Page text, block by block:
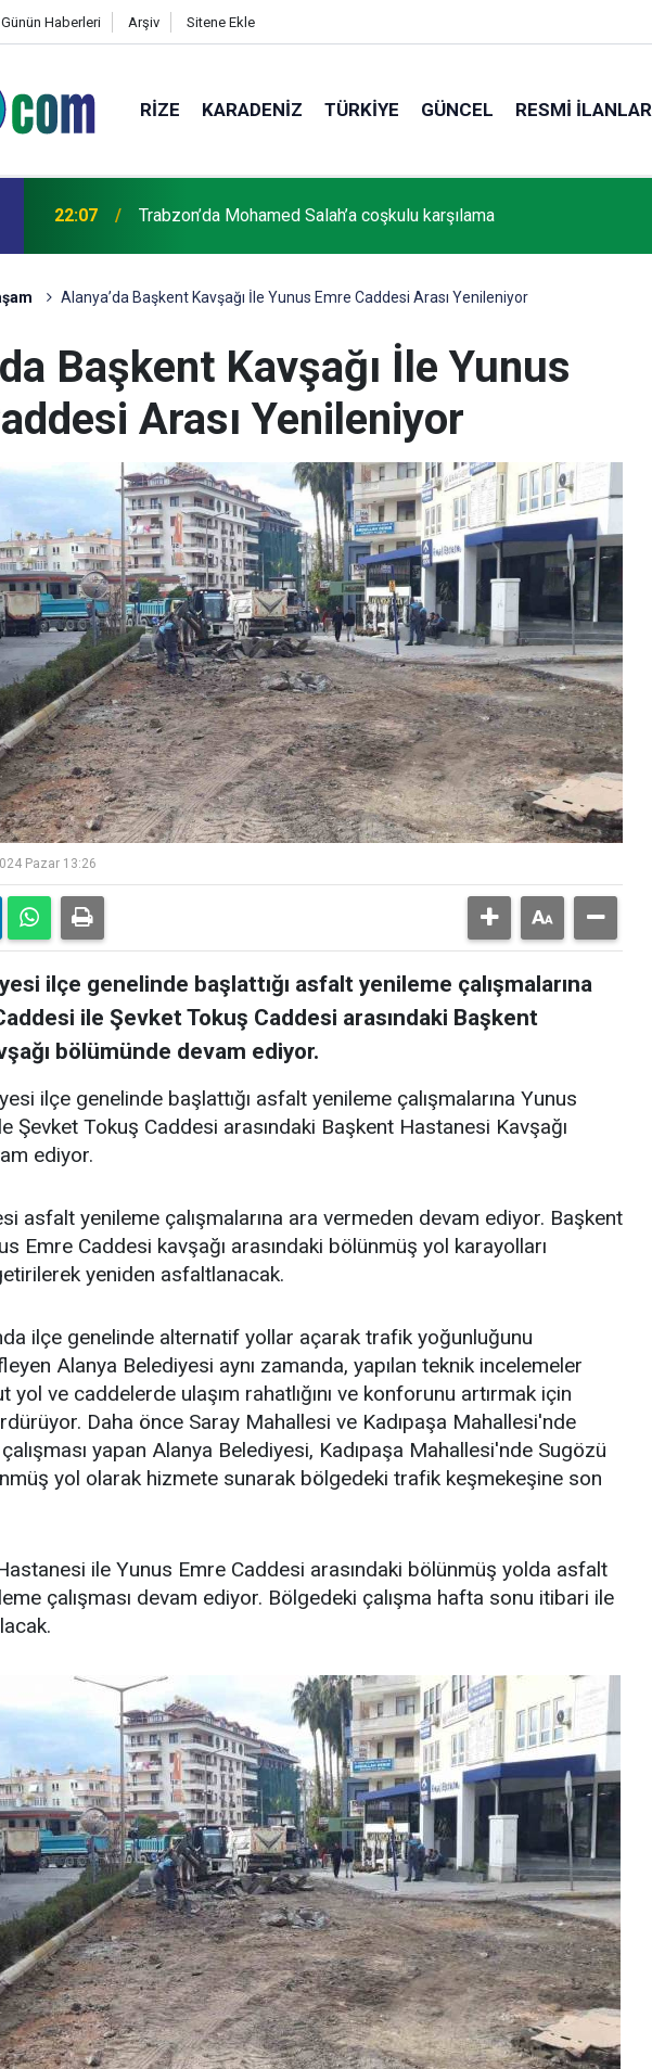
Günün Haberleri Arşiv Sitene Ekle
RIZE KARADENIZ TÜRKIYE GÜNCEL RESMI İLANLAR
22:07 Trabzon’da Mohamed Salah’a coşkulu karşılama
Alanya’da Başkent Kavşağı İle Yunus Emre Caddesi Arası Yenileniyor
Başkent Kavşağı İle Yunus
Arası Yenileniyor
Pazar 13:26
ilçe genelinde başlattığı asfalt yenileme çalışmalarına
ile Şevket Tokuş Caddesi arasındaki Başkent
bölümünde devam ediyor.
ilçe genelinde başlattığı asfalt yenileme çalışmalarına Yunus
Şevket Tokuş Caddesi arasındaki Başkent Hastanesi Kavşağı
ediyor.
asfalt yenileme çalışmalarına ara vermeden devam ediyor. Başkent
Emre Caddesi kavşağı arasındaki bölünmüş yol karayolları
yeniden asfaltlanacak.
ilçe genelinde alternatif yollar açarak trafik yoğunluğunu
Alanya Belediyesi aynı zamanda, yapılan teknik incelemeler
yol ve caddelerde ulaşım rahatlığını ve konforunu artırmak için
Daha önce Saray Mahallesi ve Kadıpaşa Mahallesi'nde
yapan Alanya Belediyesi, Kadıpaşa Mahallesi'nde Sugözü
yol olarak hizmete sunarak bölgedeki trafik keşmekeşine son
ile Yunus Emre Caddesi arasındaki bölünmüş yolda asfalt
çalışması devam ediyor. Bölgedeki çalışma hafta sonu itibari ile